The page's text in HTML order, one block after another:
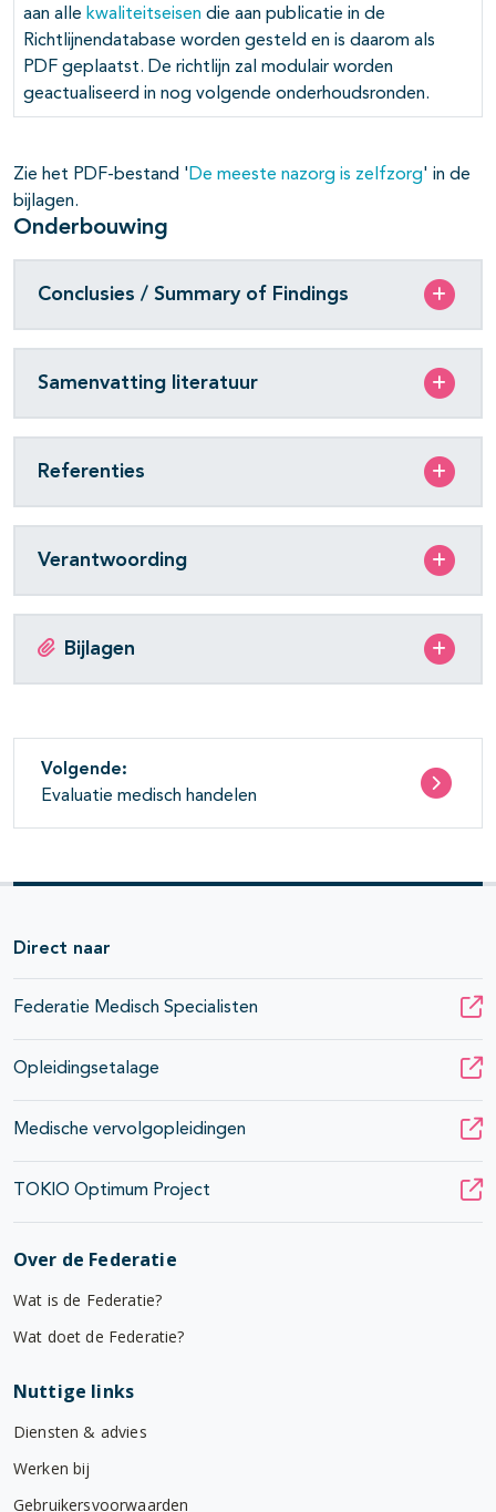
aan alle kwaliteitseisen die aan publicatie in de
Richtlijnendatabase worden gesteld en is daarom als
PDF geplaatst. De richtlijn zal modulair worden
geactualiseerd in nog volgende onderhoudsronden.
Zie het PDF-bestand ' De meeste nazorg is zelfzorg' in de
bijlagen.
Onderbouwing
Conclusies / Summary of Findings
Samenvatting literatuur
Referenties
Verantwoording
Bijlagen
Volgende:
Evaluatie medisch handelen
Direct naar
Federatie Medisch Specialisten
Opleidingsetalage
Medische vervolgopleidingen
TOKIO Optimum Project
Over de Federatie
Wat is de Federatie?
Wat doet de Federatie?
Nuttige links
Diensten & advies
Werken bij
Gebruikersvoorwaarden